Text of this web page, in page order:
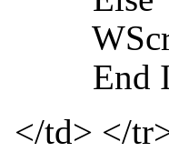
End
</td> </